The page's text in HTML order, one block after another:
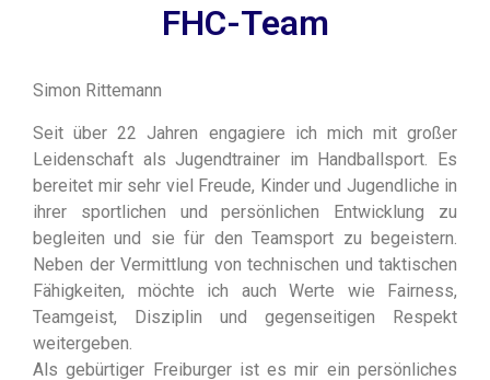
FHC-Team
Simon Rittemann
Seit über 22 Jahren engagiere ich mich mit großer
Leidenschaft als Jugendtrainer im Handballsport. Es
bereitet mir sehr viel Freude, Kinder und Jugendliche in
ihrer sportlichen und persönlichen Entwicklung zu
begleiten und sie für den Teamsport zu begeistern.
Neben der Vermittlung von technischen und taktischen
Fähigkeiten, möchte ich auch Werte wie Fairness,
Teamgeist, Disziplin und gegenseitigen Respekt
weitergeben.
Als gebürtiger Freiburger ist es mir ein persönliches